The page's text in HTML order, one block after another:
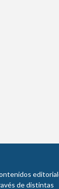
de distintas